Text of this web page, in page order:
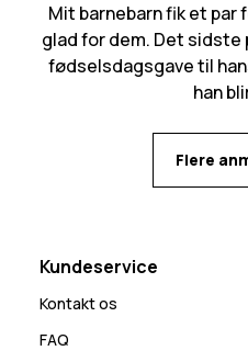
Mit barnebarn fik et par
glad for dem. Det sidste
fødselsdagsgave til
han
Flere
Kundeservice
Kontakt os
FAQ